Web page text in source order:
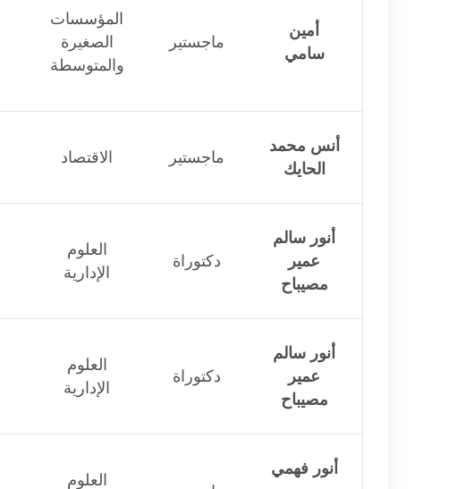
أمين
سامي
ماجستير
المؤسسات
الصغيرة
والمتوسطة
أنس محمد
الحايك
ماجستير الاقتصاد
أنور سالم
عمير
مصيباح
دكتوراة
العلوم
الإدارية
أنور سالم
عمير
مصيباح
دكتوراة
العلوم
الإدارية
أنور فهمي
العلوم